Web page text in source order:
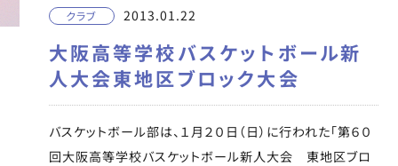
クラブ 2013.01.22
大阪高等学校バスケットボール新
人大会東地区ブロック大会
バスケットボール部は、１月２０日（日）に行われた「第６０
回大阪高等学校バスケットボール新人大会 東地区ブロ